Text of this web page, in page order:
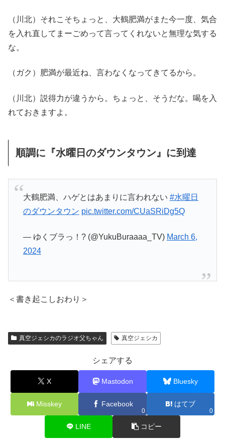
（川北）それこそちょっと、大鶴肥満がまた今一度、気合
を入れ直してまーごめって言ってくれないと無理な気する
な。
（ガク）肥満が最近ね、言わなくなってきてるから。
（川北）説得力が違うから。ちょっと、そうだな。喝を入
れておきますよ。
順調に『水曜日のダウンタウン』に到達
大鶴肥満、ハゲとはあまりに言われない #水曜日
のダウンタウン pic.twitter.com/CUaSRiDg5Q
— ゆくブラっ！? (@YukuBuraaaa_TV) March 6,
2024
＜書き起こしおわり＞
真空ジェシカのラジオ父ちゃん 真空ジェシカ
シェアする
X Mastodon Bluesky
Misskey Facebook
0
はてブ
0
LINE コピー